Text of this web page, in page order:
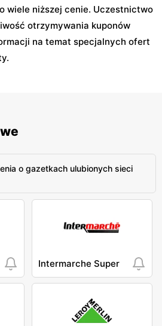
wiele niższej cenie. Uczestnictwo
otrzymywania kuponów
na temat specjalnych ofert
o gazetkach ulubionych sieci
Intermarche Super